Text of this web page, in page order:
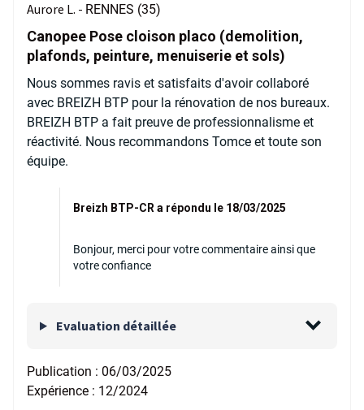
Aurore L. - RENNES (35)
Canopee Pose cloison placo (demolition,
plafonds, peinture, menuiserie et sols)
Nous sommes ravis et satisfaits d'avoir collaboré
avec BREIZH BTP pour la rénovation de nos bureaux.
BREIZH BTP a fait preuve de professionnalisme et
réactivité. Nous recommandons Tomce et toute son
équipe.
Breizh BTP-CR a répondu le 18/03/2025
Bonjour, merci pour votre commentaire ainsi que
votre confiance
Evaluation détaillée
Publication : 06/03/2025
Expérience : 12/2024